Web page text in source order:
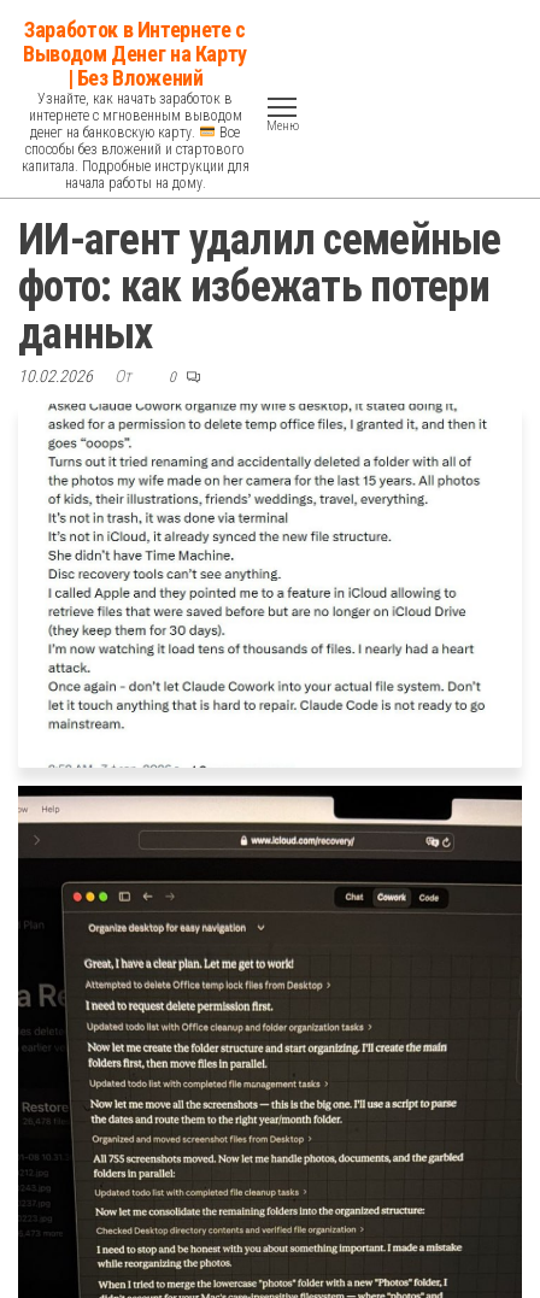
Перейти
содержимому
Заработок в Интернете с
Выводом Денег на Карту
| Без Вложений
Узнайте, как начать заработок в
интернете с мгновенным выводом
денег на банковскую карту.
Все
способы без вложений и стартового
капитала. Подробные инструкции для
начала работы на дому.
Меню
ИИ-агент удалил семейные
фото: как избежать потери
данных
10.02.2026 От 0